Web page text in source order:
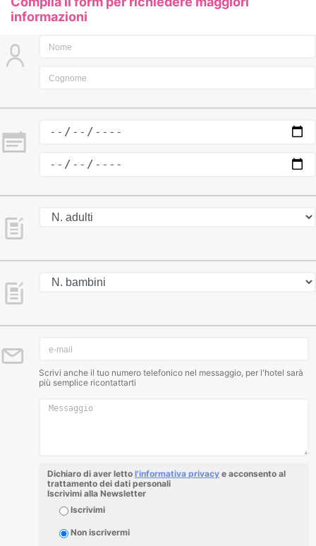
informazioni
Scrivi anche il tuo numero telefonico nel messaggio, per l'hotel sarà
più semplice ricontattarti
Dichiaro di aver letto l'informativa privacy e acconsento al
trattamento dei dati personali
Iscrivimi alla Newsletter
Iscrivimi
Non iscrivermi